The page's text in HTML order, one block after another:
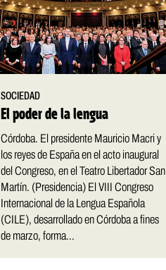
SOCIEDAD
El poder de la lengua
Córdoba. El presidente Mauricio Macri y
los reyes de España en el acto inaugural
del Congreso, en el Teatro Libertador San
Martín. (Presidencia) El VIII Congreso
Internacional de la Lengua Española
(CILE), desarrollado en Córdoba a fines
de marzo, forma...